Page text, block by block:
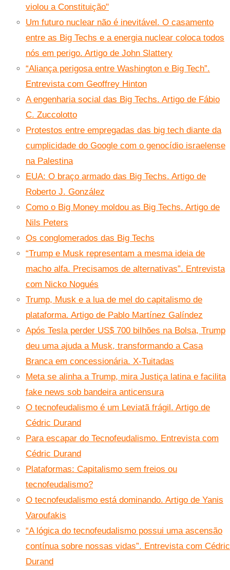
violou a Constituição"
Um futuro nuclear não é inevitável. O casamento
entre as Big Techs e a energia nuclear coloca todos
nós em perigo. Artigo de John Slattery
“Aliança perigosa entre Washington e Big Tech”.
Entrevista com Geoffrey Hinton
A engenharia social das Big Techs. Artigo de Fábio
C. Zuccolotto
Protestos entre empregadas das big tech diante da
cumplicidade do Google com o genocídio israelense
na Palestina
EUA: O braço armado das Big Techs. Artigo de
Roberto J. González
Como o Big Money moldou as Big Techs. Artigo de
Nils Peters
Os conglomerados das Big Techs
“Trump e Musk representam a mesma ideia de
macho alfa. Precisamos de alternativas”. Entrevista
com Nicko Nogués
Trump, Musk e a lua de mel do capitalismo de
plataforma. Artigo de Pablo Martínez Galíndez
Após Tesla perder US$ 700 bilhões na Bolsa, Trump
deu uma ajuda a Musk, transformando a Casa
Branca em concessionária. X-Tuitadas
Meta se alinha a Trump, mira Justiça latina e facilita
fake news sob bandeira anticensura
O tecnofeudalismo é um Leviatã frágil. Artigo de
Cédric Durand
Para escapar do Tecnofeudalismo. Entrevista com
Cédric Durand
Plataformas: Capitalismo sem freios ou
tecnofeudalismo?
O tecnofeudalismo está dominando. Artigo de Yanis
Varoufakis
“A lógica do tecnofeudalismo possui uma ascensão
contínua sobre nossas vidas”. Entrevista com Cédric
Durand